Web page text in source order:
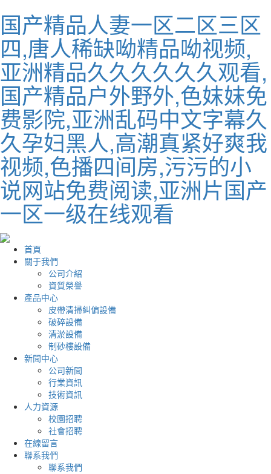
国产精品人妻一区二区三区
四,唐人稀缺呦精品呦视频,
亚洲精品久久久久久久观看,
国产精品户外野外,色妺妺免
费影院,亚洲乱码中文字幕久
久孕妇黑人,高潮真紧好爽我
视频,色播四间房,污污的小
说网站免费阅读,亚洲片国产
一区一级在线观看
首頁
關于我們
公司介紹
資質榮譽
產品中心
皮帶清掃糾偏設備
破碎設備
清淤設備
制砂樓設備
新聞中心
公司新聞
行業資訊
技術資訊
人力資源
校園招聘
社會招聘
在線留言
聯系我們
聯系我們